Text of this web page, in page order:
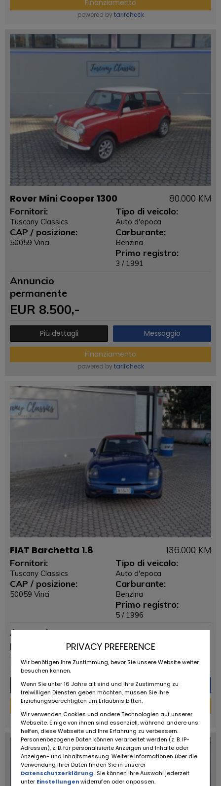
Finanziamento
powered by tarifcheck
Rover Mini Cooper 1300 80.000 KM
Fornitori:
Tuscany Classics
CAP / posizione:
50059 Vinci
Tipo di veicolo:
Auto d'epoca
Carburante:
Benzina
Primo registro:
3 / 1991
Annuncio
permanente
EUR 8.500,-
Più dettagli Messaggio
Finanziamento
powered by tarifcheck
FIAT Barchetta 1.8 136.000 KM
Fornitori:
Tuscany Classics
CAP / posizione:
50059 Vinci
Tipo di veicolo:
Auto d'epoca
Carburante:
Benzina
Primo registro:
5 / 1996
Annuncio
permanente
EUR8.900,-
Più dettagli Messaggio
Finanziamento
powered bytarifcheck
PRIVACY PREFERENCE
Wir benötigen Ihre Zustimmung, bevor Sie unsere Website weiter
besuchen können.
Wenn Sie unter 16 Jahre alt sind und Ihre Zustimmung zu
freiwilligen Diensten geben möchten, müssen Sie Ihre
Erziehungsberechtigten um Erlaubnis bitten.
Wir verwenden Cookies und andere Technologien auf unserer
Webseite. Einige von ihnen sind essenziell, während andere uns
helfen, diese Webseite und Ihre Erfahrung zu verbessern.
Personenbezogene Daten können verarbeitet werden (z. B. IP-
Adressen), z. B. für personalisierte Anzeigen und Inhalte oder
Anzeigen- und Inhaltsmessung. Weitere Informationen über die
Verwendung Ihrer Daten finden Sie in unserer
Datenschutzerklärung. Sie können Ihre Auswahl jederzeit
unter Einstellungenwiderrufen oder anpassen.